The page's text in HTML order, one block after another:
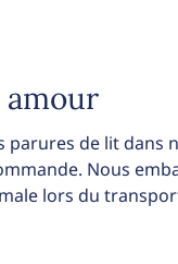
amour
parures de lit dans
Nous
lors du